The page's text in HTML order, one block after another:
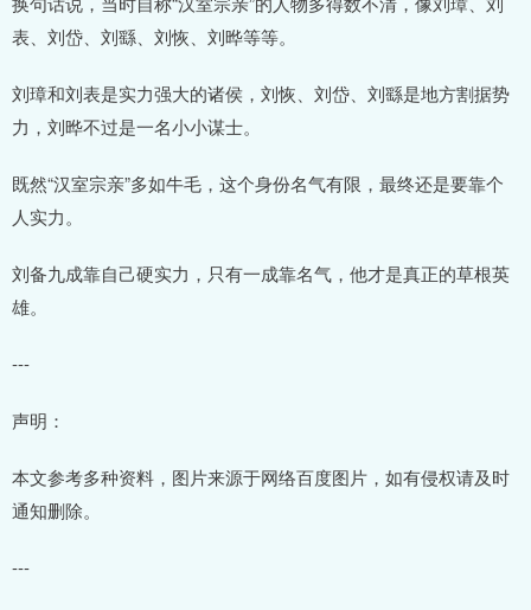
表、刘岱、刘繇、刘恢、刘晔等等。
刘璋和刘表是实力强大的诸侯，刘恢、刘岱、刘繇是地方割据势
力，刘晔不过是一名小小谋士。
既然“汉室宗亲”多如牛毛，这个身份名气有限，最终还是要靠个
人实力。
刘备九成靠自己硬实力，只有一成靠名气，他才是真正的草根英
雄。
---
声明：
本文参考多种资料，图片来源于网络百度图片，如有侵权请及时
通知删除。
---